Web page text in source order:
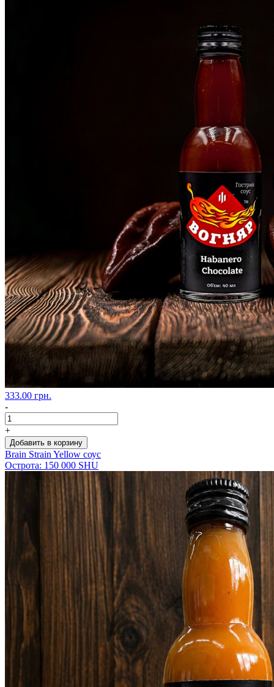
333.00 грн.
-
+
Добавить в корзину
Brain Strain Yellow соус
Острота: 150 000 SHU